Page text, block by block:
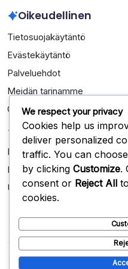
Oikeudellinen
Tietosuojakäytäntö
Evästekäytäntö
Palveluehdot
Meidän tarinamme
Ota yhteys
Kategoriat
Kansainväliset saavutukset
Pelaajien elämäkerrat
Uran kohokohdat
Copyright 2026 —
We respect your privacy
Cookies help us
deliver personalized
traffic. You can
by clicking Customize.
consent or Reject All
cookies.